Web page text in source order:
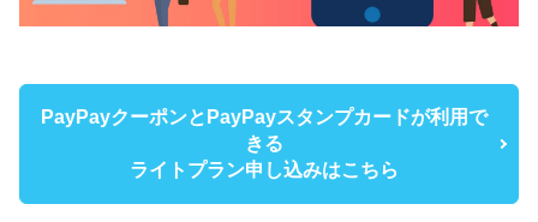
PayPayクーポンとPayPayスタンプカードが利用で
きる
ライトプラン申し込みはこちら